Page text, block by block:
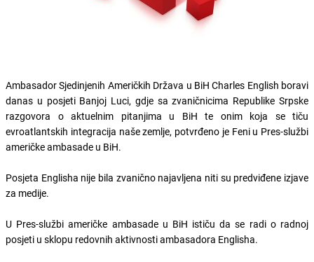
Ambasador Sjedinjenih Američkih Država u BiH Charles English boravi
danas u posjeti Banjoj Luci, gdje sa zvaničnicima Republike Srpske
razgovora o aktuelnim pitanjima u BiH te onim koja se tiču
evroatlantskih integracija naše zemlje, potvrđeno je Feni u Pres-službi
američke ambasade u BiH.
Posjeta Englisha nije bila zvanično najavljena niti su predviđene izjave
za medije.
U Pres-službi američke ambasade u BiH ističu da se radi o radnoj
posjeti u sklopu redovnih aktivnosti ambasadora Englisha.